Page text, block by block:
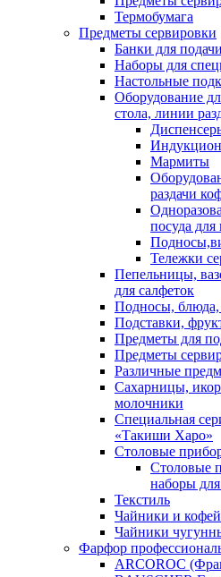
Термобумага
Предметы сервировки
Банки для
Наборы для
Настольные
Оборудование
стола, линии
Мармиты
раздачи
посуда
Тележки
Пепельницы,
для салфеток
Подносы, блюда,
Подставки,
Предметы для
Предметы
Различные
Сахарницы,
молочники
Специальная
«Такиши Харо»
Столовые
Столовые
наборы для
Текстиль
Чайники и
Чайники
Фарфор
ARCOROC